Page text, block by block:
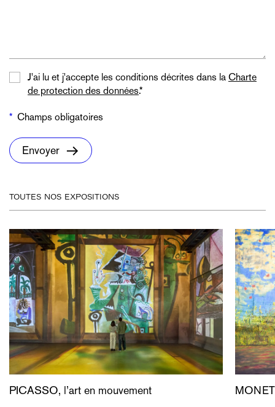
J'ai lu et j'accepte les conditions décrites dans la Charte
de protection des données.*
Champs obligatoires
Envoyer
toutes nos expositions
PICASSO, l’art en mouvement